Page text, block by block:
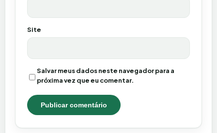
Site
Salvar meus dados neste navegador para a
próxima vez que eu comentar.